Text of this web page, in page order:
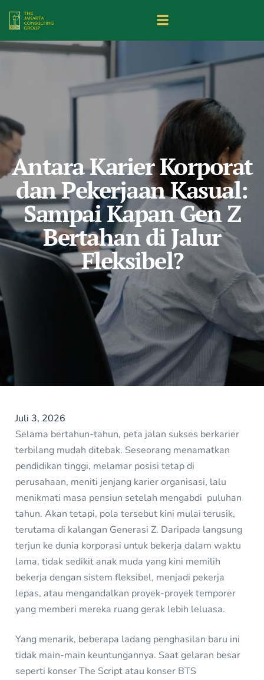
Antara Karier Korporat
dan Pekerjaan Kasual:
Sampai Kapan Gen Z
Bertahan di Jalur
Fleksibel?
Juli 3, 2026
Selama bertahun-tahun, peta jalan sukses berkarier
terbilang mudah ditebak. Seseorang menamatkan
pendidikan tinggi, melamar posisi tetap di
perusahaan, meniti jenjang karier organisasi, lalu
menikmati masa pensiun setelah mengabdi puluhan
tahun. Akan tetapi, pola tersebut kini mulai terusik,
terutama di kalangan Generasi Z. Daripada langsung
terjun ke dunia korporasi untuk bekerja dalam waktu
lama, tidak sedikit anak muda yang kini memilih
bekerja dengan sistem fleksibel, menjadi pekerja
lepas, atau mengandalkan proyek-proyek temporer
yang memberi mereka ruang gerak lebih leluasa.
Yang menarik, beberapa ladang penghasilan baru ini
tidak main-main keuntungannya. Saat gelaran besar
seperti konser The Script atau konser BTS